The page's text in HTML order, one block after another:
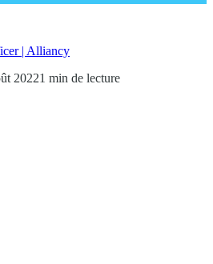
| Alliancy
20221 min de lecture